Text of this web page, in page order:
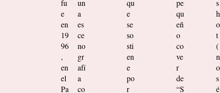
fu
e
en
19
96
,
en
el
Pa
un
a
es
ce
no
gr
afí
a
co
qu
e
se
so
sti
en
e
po
r
pe
qu
eñ
o
co
ve
r
de
“S
s
h
o
t
(
n
o
s
é